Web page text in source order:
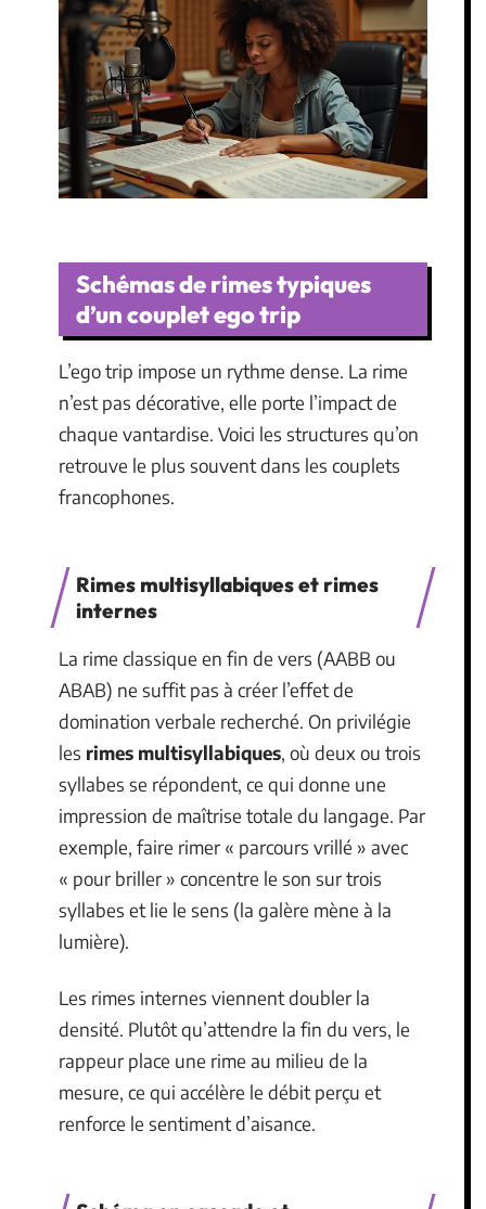
Schémas de rimes typiques
d’un couplet ego trip
L’ego trip impose un rythme dense. La rime
n’est pas décorative, elle porte l’impact de
chaque vantardise. Voici les structures qu’on
retrouve le plus souvent dans les couplets
francophones.
Rimes multisyllabiques et rimes
internes
La rime classique en fin de vers (AABB ou
ABAB) ne suffit pas à créer l’effet de
domination verbale recherché. On privilégie
les rimes multisyllabiques, où deux ou trois
syllabes se répondent, ce qui donne une
impression de maîtrise totale du langage. Par
exemple, faire rimer « parcours vrillé » avec
« pour briller » concentre le son sur trois
syllabes et lie le sens (la galère mène à la
lumière).
Les rimes internes viennent doubler la
densité. Plutôt qu’attendre la fin du vers, le
rappeur place une rime au milieu de la
mesure, ce qui accélère le débit perçu et
renforce le sentiment d’aisance.